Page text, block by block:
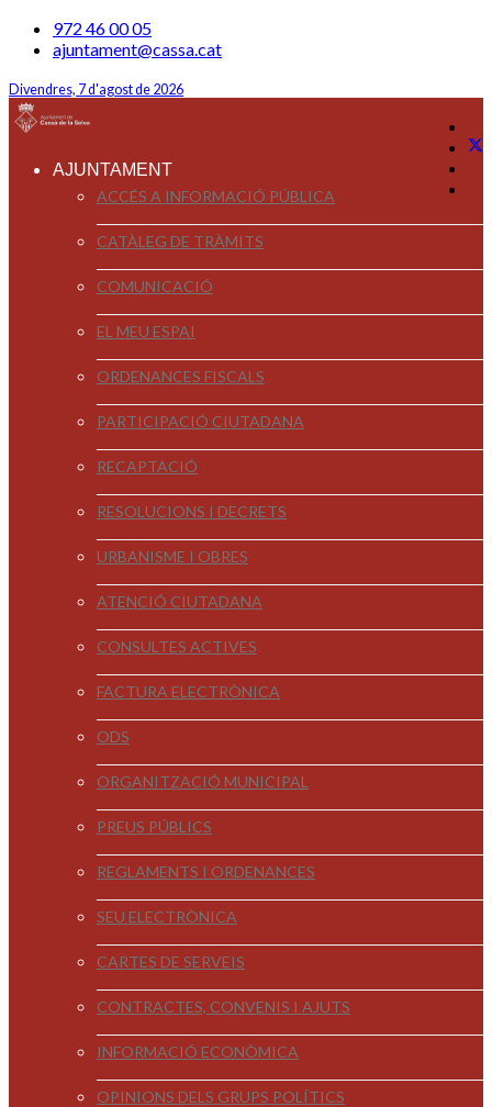
972 46 00 05
ajuntament@cassa.cat
Divendres, 7 d'agost de 2026
AJUNTAMENT
ACCÉS A INFORMACIÓ PÚBLICA
CATÀLEG DE TRÀMITS
COMUNICACIÓ
EL MEU ESPAI
ORDENANCES FISCALS
PARTICIPACIÓ CIUTADANA
RECAPTACIÓ
RESOLUCIONS I DECRETS
URBANISME I OBRES
ATENCIÓ CIUTADANA
CONSULTES ACTIVES
FACTURA ELECTRÒNICA
ODS
ORGANITZACIÓ MUNICIPAL
PREUS PÚBLICS
REGLAMENTS I ORDENANCES
SEU ELECTRÒNICA
CARTES DE SERVEIS
CONTRACTES, CONVENIS I AJUTS
INFORMACIÓ ECONÒMICA
OPINIONS DELS GRUPS POLÍTICS